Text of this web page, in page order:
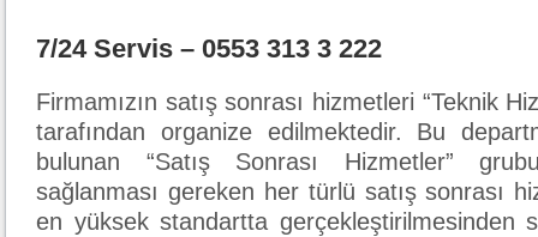
7/24 Servis – 0553 313 3 222
Firmamızın satış sonrası hizmetleri “Teknik
tarafından organize edilmektedir. Bu
bulunan “Satış Sonrası Hizmetler”
sağlanması gereken her türlü satış sonrası
en yüksek standartta gerçekleştirilmesinden